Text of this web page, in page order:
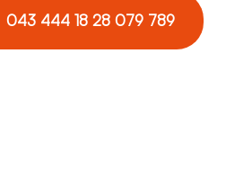
043 444 18 28 079 789